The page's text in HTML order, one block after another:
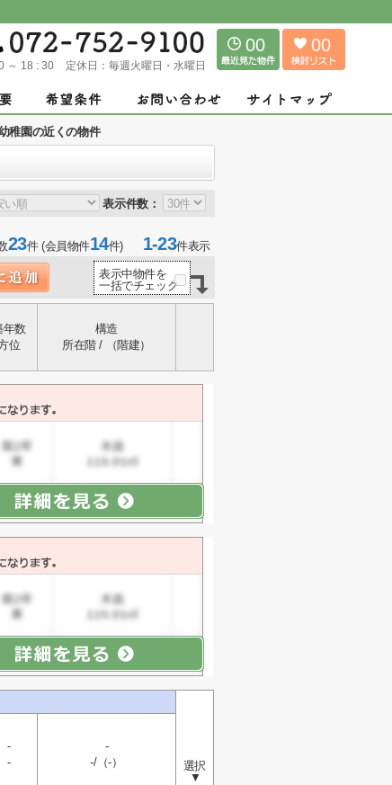
～ 18 : 30 定休日： 毎週火曜日・水曜日
00 00
稚園の近くの物件
表示件数：
23件 (会員物件14件)1-23件表示
表示中物件を
一括でチェック
年数
位
構造
所在階 / （階建）
選択
▼
-
-
-
-/（-）